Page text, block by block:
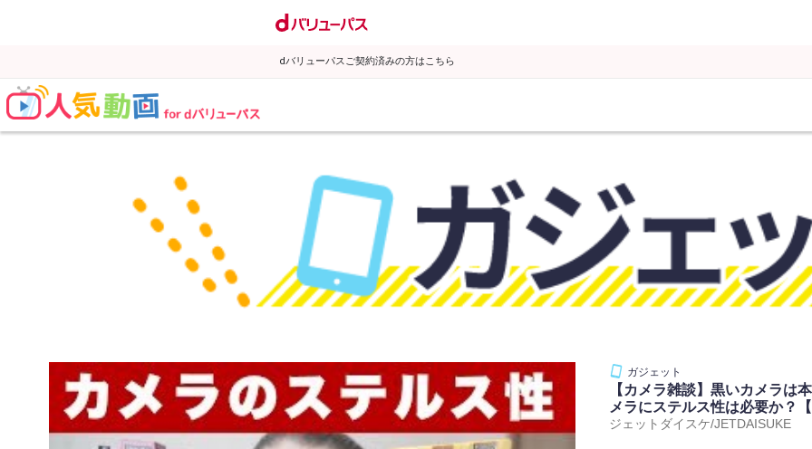
dバリューパスご契約済みの方はこちら
【カメラ雑談】黒いカメラは
メラにステルス性は必要か？
ジェットダイスケ/JETDAISUKE